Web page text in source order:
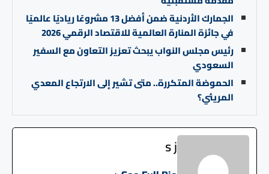
الجمارك الأردنية ضمن أفضل 13 مشروعًا رياديًا عالميًا
في جائزة المنارة العالمية للاقتصاد الرقمي 2026
رئيس مجلس النواب يبحث تعزيز التعاون مع السفير
السعودي
الحموضة المتكررة.. متى تشير إلى الارتجاع المعدي
المريئي؟
s j